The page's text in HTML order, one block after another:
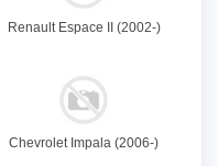
Renault Espace II (2002-)
Chevrolet Impala (2006-)